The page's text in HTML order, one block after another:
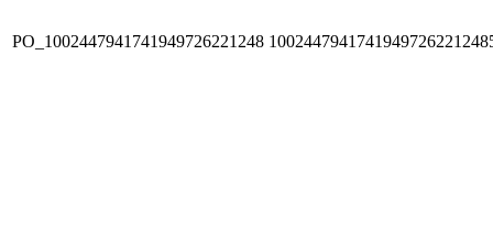
PO_1002447941741949726221248